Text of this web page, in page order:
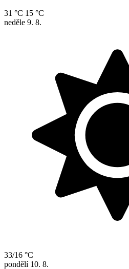
31 °C 15 °C
neděle 9. 8.
33/16 °C
pondělí 10. 8.